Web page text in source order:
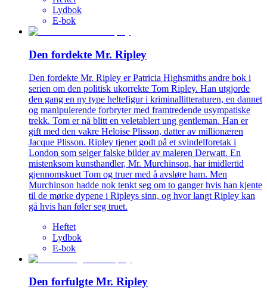
Lydbok
E-bok
Den fordekte Mr. Ripley
Den fordekte Mr. Ripley er Patricia Highsmiths andre bok i
serien om den politisk ukorrekte Tom Ripley. Han utgjorde
den gang en ny type heltefigur i kriminallitteraturen, en dannet
og manipulerende forbryter med framtredende usympatiske
trekk. Tom er nå blitt en veletablert ung gentleman. Han er
gift med den vakre Heloise Plisson, datter av millionæren
Jacque Plisson. Ripley tjener godt på et svindelforetak i
London som selger falske bilder av maleren Derwatt. En
mistenksom kunsthandler, Mr. Murchinson, har imidlertid
gjennomskuet Tom og truer med å avsløre ham. Men
Murchinson hadde nok tenkt seg om to ganger hvis han kjente
til de mørke dypene i Ripleys sinn, og hvor langt Ripley kan
gå hvis han føler seg truet.
Heftet
Lydbok
E-bok
Den forfulgte Mr. Ripley